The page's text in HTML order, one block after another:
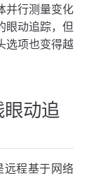
并行测量变化
眼动追踪，但
选项也变得越
动追
远程基于网络